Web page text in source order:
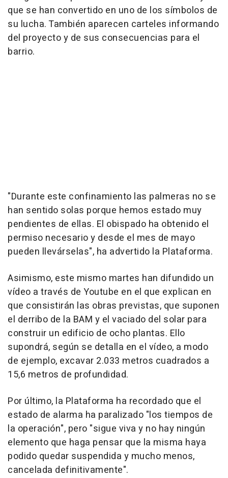
que se han convertido en uno de los símbolos de
su lucha. También aparecen carteles informando
del proyecto y de sus consecuencias para el
barrio.
"Durante este confinamiento las palmeras no se
han sentido solas porque hemos estado muy
pendientes de ellas. El obispado ha obtenido el
permiso necesario y desde el mes de mayo
pueden llevárselas", ha advertido la Plataforma.
Asimismo, este mismo martes han difundido un
vídeo a través de Youtube en el que explican en
que consistirán las obras previstas, que suponen
el derribo de la BAM y el vaciado del solar para
construir un edificio de ocho plantas. Ello
supondrá, según se detalla en el vídeo, a modo
de ejemplo, excavar 2.033 metros cuadrados a
15,6 metros de profundidad.
Por último, la Plataforma ha recordado que el
estado de alarma ha paralizado "los tiempos de
la operación", pero "sigue viva y no hay ningún
elemento que haga pensar que la misma haya
podido quedar suspendida y mucho menos,
cancelada definitivamente".